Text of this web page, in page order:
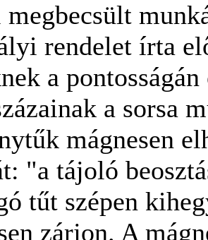
rendelet írta
a
a sorsa
mágnesen
"a tájoló
tűt szépen
zárjon. A